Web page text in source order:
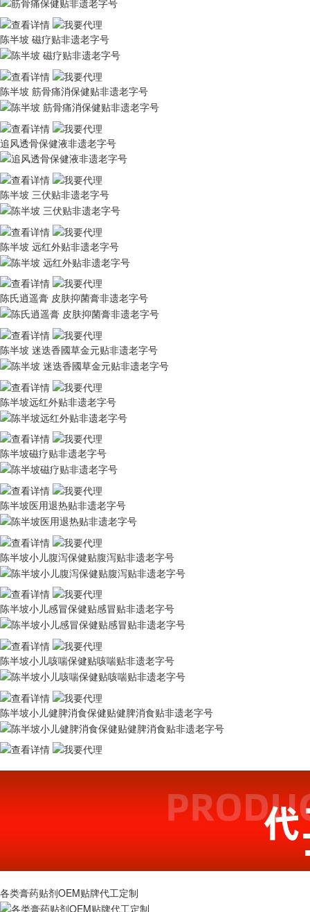
陈半坡 磁疗贴非遗老字号
陈半坡 筋骨痛消保健贴非遗老字号
追风透骨保健液非遗老字号
陈半坡 三伏贴非遗老字号
陈半坡 远红外贴非遗老字号
陈氏逍遥膏 皮肤抑菌膏非遗老字号
陈半坡 迷迭香國草金元贴非遗老字号
陈半坡远红外贴非遗老字号
陈半坡磁疗贴非遗老字号
陈半坡医用退热贴非遗老字号
陈半坡小儿腹泻保健贴腹泻贴非遗老字号
陈半坡小儿感冒保健贴感冒贴非遗老字号
陈半坡小儿咳喘保健贴咳喘贴非遗老字号
陈半坡小儿健脾消食保健贴健脾消食贴非遗老字号
各类膏药贴剂OEM贴牌代工定制